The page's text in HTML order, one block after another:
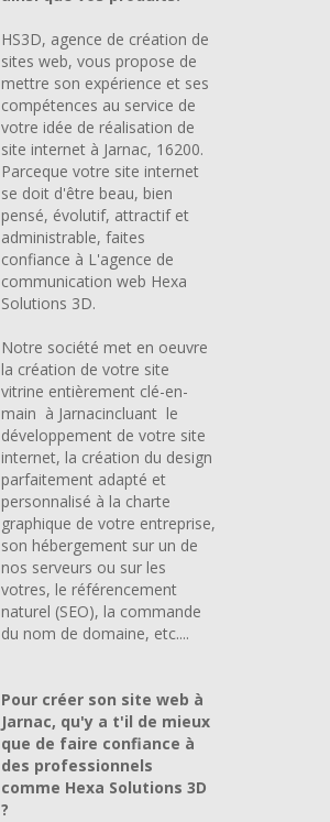
HS3D, agence de création de
sites web, vous propose de
mettre son expérience et ses
compétences au service de
votre idée de réalisation de
site internet à Jarnac, 16200.
Parceque votre site internet
se doit d'être beau, bien
pensé, évolutif, attractif et
administrable, faites
confiance à L'agence de
communication web Hexa
Solutions 3D.
Notre société met en oeuvre
la création de votre site
vitrine entièrement clé-en-
main à Jarnacincluant le
développement de votre site
internet, la création du design
parfaitement adapté et
personnalisé à la charte
graphique de votre entreprise,
son hébergement sur un de
nos serveurs ou sur les
votres, le référencement
naturel (SEO), la commande
du nom de domaine, etc....
Pour créer son site web à
Jarnac, qu'y a t'il de mieux
que de faire confiance à
des professionnels
comme Hexa Solutions 3D
?